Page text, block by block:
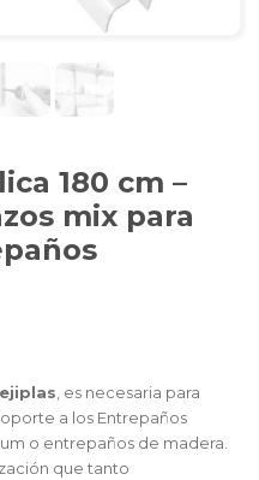
180 cm –
mix para
, es necesaria para
a los Entrepaños
o entrepaños de madera.
que tanto